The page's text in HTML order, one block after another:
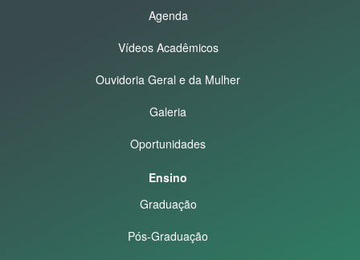
Agenda
Vídeos Acadêmicos
Ouvidoria Geral e da Mulher
Galeria
Oportunidades
Ensino
Graduação
Pós-Graduação